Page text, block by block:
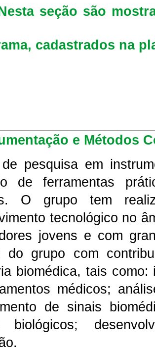
seção são
cadastrados na
e Métodos
pesquisa em
de ferramentas
O grupo tem
tecnológico no
jovens e com
do grupo com
biomédica, tais
médicos;
de sinais
biológicos;